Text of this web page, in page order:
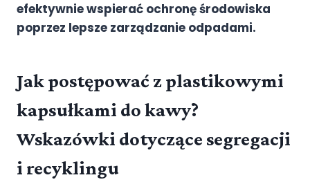
efektywnie wspierać ochronę środowiska
poprzez lepsze zarządzanie odpadami.
Jak postępować z plastikowymi
kapsułkami do kawy?
Wskazówki dotyczące segregacji
i recyklingu